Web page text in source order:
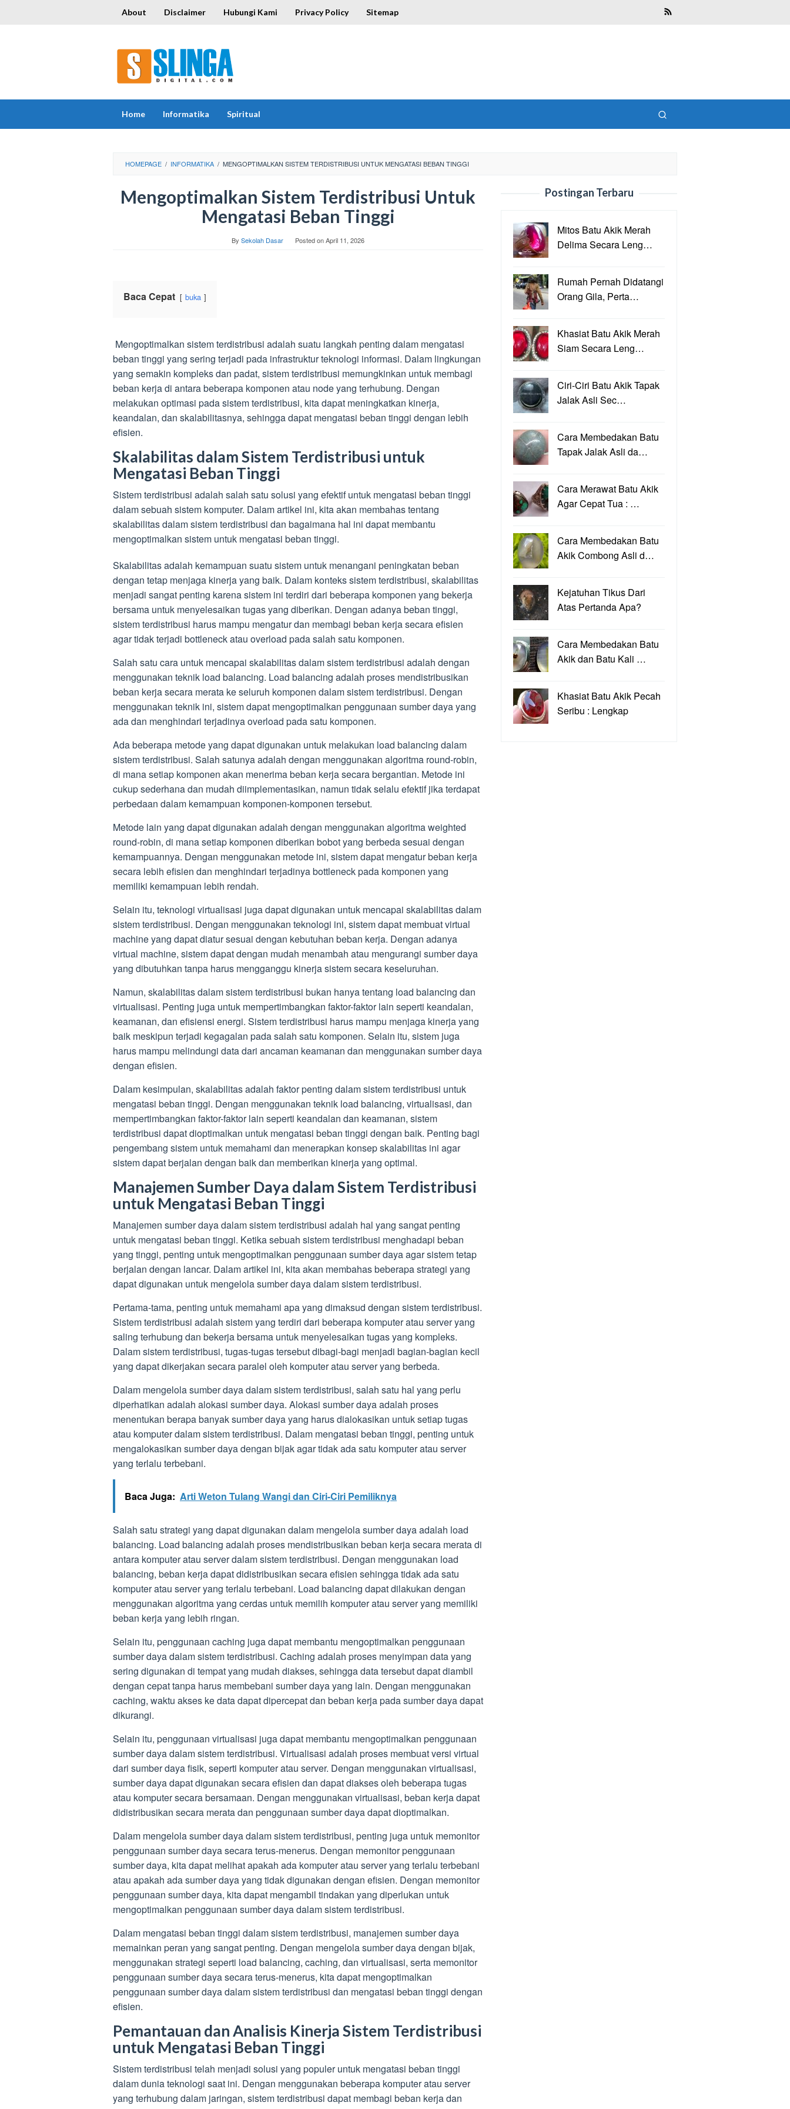
About Disclaimer Hubungi Kami Privacy Policy Sitemap
Home Informatika Spiritual
HOMEPAGE / INFORMATIKA / MENGOPTIMALKAN SISTEM TERDISTRIBUSI UNTUK MENGATASI BEBAN TINGGI
Mengoptimalkan Sistem Terdistribusi Untuk
Mengatasi Beban Tinggi
By Sekolah Dasar Posted onApril 11, 2026
Baca Cepat buka
Mengoptimalkan sistem terdistribusi adalah suatu langkah penting dalam mengatasi
beban tinggi yang sering terjadi pada infrastruktur teknologi informasi. Dalam lingkungan
yang semakin kompleks dan padat, sistem terdistribusi memungkinkan untuk membagi
beban kerja di antara beberapa komponen atau node yang terhubung. Dengan
melakukan optimasi pada sistem terdistribusi, kita dapat meningkatkan kinerja,
keandalan, dan skalabilitasnya, sehingga dapat mengatasi beban tinggi dengan lebih
efisien.
Skalabilitas dalam Sistem Terdistribusi untuk
Mengatasi Beban Tinggi
Sistem terdistribusi adalah salah satu solusi yang efektif untuk mengatasi beban tinggi
dalam sebuah sistem komputer. Dalam artikel ini, kita akan membahas tentang
skalabilitas dalam sistem terdistribusi dan bagaimana hal ini dapat membantu
mengoptimalkan sistem untuk mengatasi beban tinggi.
Skalabilitas adalah kemampuan suatu sistem untuk menangani peningkatan beban
dengan tetap menjaga kinerja yang baik. Dalam konteks sistem terdistribusi, skalabilitas
menjadi sangat penting karena sistem ini terdiri dari beberapa komponen yang bekerja
bersama untuk menyelesaikan tugas yang diberikan. Dengan adanya beban tinggi,
sistem terdistribusi harus mampu mengatur dan membagi beban kerja secara efisien
agar tidak terjadi bottleneck atau overload pada salah satu komponen.
Salah satu cara untuk mencapai skalabilitas dalam sistem terdistribusi adalah dengan
menggunakan teknik load balancing. Load balancing adalah proses mendistribusikan
beban kerja secara merata ke seluruh komponen dalam sistem terdistribusi. Dengan
menggunakan teknik ini, sistem dapat mengoptimalkan penggunaan sumber daya yang
ada dan menghindari terjadinya overload pada satu komponen.
Ada beberapa metode yang dapat digunakan untuk melakukan load balancing dalam
sistem terdistribusi. Salah satunya adalah dengan menggunakan algoritma round-robin,
di mana setiap komponen akan menerima beban kerja secara bergantian. Metode ini
cukup sederhana dan mudah diimplementasikan, namun tidak selalu efektif jika terdapat
perbedaan dalam kemampuan komponen-komponen tersebut.
Metode lain yang dapat digunakan adalah dengan menggunakan algoritma weighted
round-robin, di mana setiap komponen diberikan bobot yang berbeda sesuai dengan
kemampuannya. Dengan menggunakan metode ini, sistem dapat mengatur beban kerja
secara lebih efisien dan menghindari terjadinya bottleneck pada komponen yang
memiliki kemampuan lebih rendah.
Selain itu, teknologi virtualisasi juga dapat digunakan untuk mencapai skalabilitas dalam
sistem terdistribusi. Dengan menggunakan teknologi ini, sistem dapat membuat virtual
machine yang dapat diatur sesuai dengan kebutuhan beban kerja. Dengan adanya
virtual machine, sistem dapat dengan mudah menambah atau mengurangi sumber daya
yang dibutuhkan tanpa harus mengganggu kinerja sistem secara keseluruhan.
Namun, skalabilitas dalam sistem terdistribusi bukan hanya tentang load balancing dan
virtualisasi. Penting juga untuk mempertimbangkan faktor-faktor lain seperti keandalan,
keamanan, dan efisiensi energi. Sistem terdistribusi harus mampu menjaga kinerja yang
baik meskipun terjadi kegagalan pada salah satu komponen. Selain itu, sistem juga
harus mampu melindungi data dari ancaman keamanan dan menggunakan sumber daya
dengan efisien.
Dalam kesimpulan, skalabilitas adalah faktor penting dalam sistem terdistribusi untuk
mengatasi beban tinggi. Dengan menggunakan teknik load balancing, virtualisasi, dan
mempertimbangkan faktor-faktor lain seperti keandalan dan keamanan, sistem
terdistribusi dapat dioptimalkan untuk mengatasi beban tinggi dengan baik. Penting bagi
pengembang sistem untuk memahami dan menerapkan konsep skalabilitas ini agar
sistem dapat berjalan dengan baik dan memberikan kinerja yang optimal.
Manajemen Sumber Daya dalam Sistem Terdistribusi
untuk Mengatasi Beban Tinggi
Manajemen sumber daya dalam sistem terdistribusi adalah hal yang sangat penting
untuk mengatasi beban tinggi. Ketika sebuah sistem terdistribusi menghadapi beban
yang tinggi, penting untuk mengoptimalkan penggunaan sumber daya agar sistem tetap
berjalan dengan lancar. Dalam artikel ini, kita akan membahas beberapa strategi yang
dapat digunakan untuk mengelola sumber daya dalam sistem terdistribusi.
Pertama-tama, penting untuk memahami apa yang dimaksud dengan sistem terdistribusi.
Sistem terdistribusi adalah sistem yang terdiri dari beberapa komputer atau server yang
saling terhubung dan bekerja bersama untuk menyelesaikan tugas yang kompleks.
Dalam sistem terdistribusi, tugas-tugas tersebut dibagi-bagi menjadi bagian-bagian kecil
yang dapat dikerjakan secara paralel oleh komputer atau server yang berbeda.
Dalam mengelola sumber daya dalam sistem terdistribusi, salah satu hal yang perlu
diperhatikan adalah alokasi sumber daya. Alokasi sumber daya adalah proses
menentukan berapa banyak sumber daya yang harus dialokasikan untuk setiap tugas
atau komputer dalam sistem terdistribusi. Dalam mengatasi beban tinggi, penting untuk
mengalokasikan sumber daya dengan bijak agar tidak ada satu komputer atau server
yang terlalu terbebani.
Baca Juga: Arti Weton Tulang Wangi dan Ciri-Ciri Pemiliknya
Salah satu strategi yang dapat digunakan dalam mengelola sumber daya adalah load
balancing. Load balancing adalah proses mendistribusikan beban kerja secara merata di
antara komputer atau server dalam sistem terdistribusi. Dengan menggunakan load
balancing, beban kerja dapat didistribusikan secara efisien sehingga tidak ada satu
komputer atau server yang terlalu terbebani. Load balancing dapat dilakukan dengan
menggunakan algoritma yang cerdas untuk memilih komputer atau server yang memiliki
beban kerja yang lebih ringan.
Selain itu, penggunaan caching juga dapat membantu mengoptimalkan penggunaan
sumber daya dalam sistem terdistribusi. Caching adalah proses menyimpan data yang
sering digunakan di tempat yang mudah diakses, sehingga data tersebut dapat diambil
dengan cepat tanpa harus membebani sumber daya yang lain. Dengan menggunakan
caching, waktu akses ke data dapat dipercepat dan beban kerja pada sumber daya dapat
dikurangi.
Selain itu, penggunaan virtualisasi juga dapat membantu mengoptimalkan penggunaan
sumber daya dalam sistem terdistribusi. Virtualisasi adalah proses membuat versi virtual
dari sumber daya fisik, seperti komputer atau server. Dengan menggunakan virtualisasi,
sumber daya dapat digunakan secara efisien dan dapat diakses oleh beberapa tugas
atau komputer secara bersamaan. Dengan menggunakan virtualisasi, beban kerja dapat
didistribusikan secara merata dan penggunaan sumber daya dapat dioptimalkan.
Dalam mengelola sumber daya dalam sistem terdistribusi, penting juga untuk memonitor
penggunaan sumber daya secara terus-menerus. Dengan memonitor penggunaan
sumber daya, kita dapat melihat apakah ada komputer atau server yang terlalu terbebani
atau apakah ada sumber daya yang tidak digunakan dengan efisien. Dengan memonitor
penggunaan sumber daya, kita dapat mengambil tindakan yang diperlukan untuk
mengoptimalkan penggunaan sumber daya dalam sistem terdistribusi.
Dalam mengatasi beban tinggi dalam sistem terdistribusi, manajemen sumber daya
memainkan peran yang sangat penting. Dengan mengelola sumber daya dengan bijak,
menggunakan strategi seperti load balancing, caching, dan virtualisasi, serta memonitor
penggunaan sumber daya secara terus-menerus, kita dapat mengoptimalkan
penggunaan sumber daya dalam sistem terdistribusi dan mengatasi beban tinggi dengan
efisien.
Pemantauan dan Analisis Kinerja Sistem Terdistribusi
untuk Mengatasi Beban Tinggi
Sistem terdistribusi telah menjadi solusi yang populer untuk mengatasi beban tinggi
dalam dunia teknologi saat ini. Dengan menggunakan beberapa komputer atau server
yang terhubung dalam jaringan, sistem terdistribusi dapat membagi beban kerja dan
Postingan Terbaru
Mitos Batu Akik Merah
Delima Secara Leng…
Rumah Pernah Didatangi
Orang Gila, Perta…
Khasiat Batu Akik Merah
Siam Secara Leng…
Ciri-Ciri Batu Akik Tapak
Jalak Asli Sec…
Cara Membedakan Batu
Tapak Jalak Asli da…
Cara Merawat Batu Akik
Agar Cepat Tua : …
Cara Membedakan Batu
Akik Combong Asli d…
Kejatuhan Tikus Dari
Atas Pertanda Apa?
Cara Membedakan Batu
Akik dan Batu Kali …
Khasiat Batu Akik Pecah
Seribu : Lengkap